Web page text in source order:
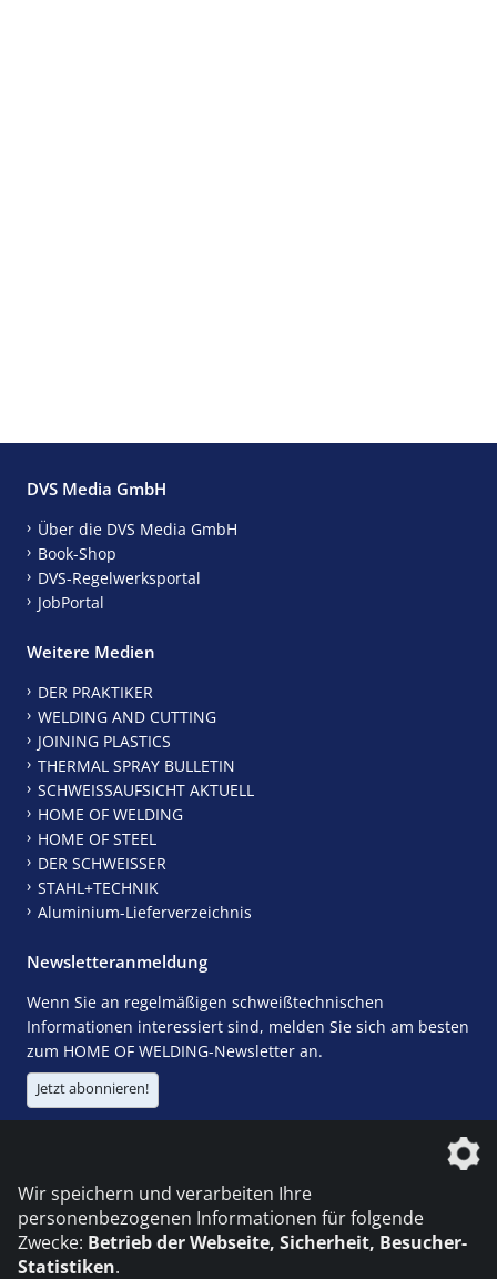
DVS Media GmbH
Über die DVS Media GmbH
Book-Shop
DVS-Regelwerksportal
JobPortal
Weitere Medien
DER PRAKTIKER
WELDING AND CUTTING
JOINING PLASTICS
THERMAL SPRAY BULLETIN
SCHWEISSAUFSICHT AKTUELL
HOME OF WELDING
HOME OF STEEL
DER SCHWEISSER
STAHL+TECHNIK
Aluminium-Lieferverzeichnis
Newsletteranmeldung
Wenn Sie an regelmäßigen schweißtechnischen
Informationen interessiert sind, melden Sie sich am besten
zum HOME OF WELDING-Newsletter an.
Jetzt abonnieren!
Die DVS Media GmbH ist ein Unternehmen der
Wir speichern und verarbeiten Ihre
personenbezogenen Informationen für folgende
Zwecke: Betrieb der Webseite, Sicherheit, Besucher-
Statistiken.